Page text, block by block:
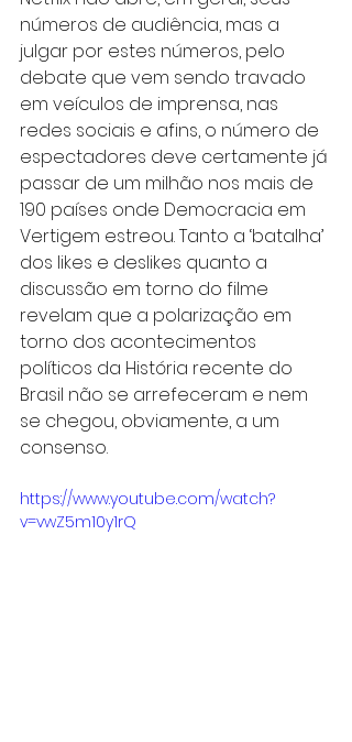
números de audiência, mas a
julgar por estes números, pelo
debate que vem sendo travado
em veículos de imprensa, nas
redes sociais e afins, o número de
espectadores deve certamente já
passar de um milhão nos mais de
190 países onde Democracia em
Vertigem estreou. Tanto a ‘batalha’
dos likes e deslikes quanto a
discussão em torno do filme
revelam que a polarização em
torno dos acontecimentos
políticos da História recente do
Brasil não se arrefeceram e nem
se chegou, obviamente, a um
consenso.
https://www.youtube.com/watch?
v=vwZ5m10y1rQ